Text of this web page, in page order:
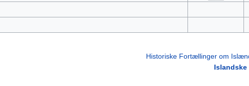
Historiske Fortællinger om
Islandske